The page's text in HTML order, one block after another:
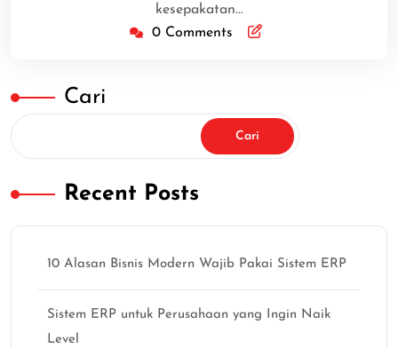
kesepakatan…
0 Comments
Cari
Cari
Recent Posts
10 Alasan Bisnis Modern Wajib Pakai Sistem ERP
Sistem ERP untuk Perusahaan yang Ingin Naik
Level